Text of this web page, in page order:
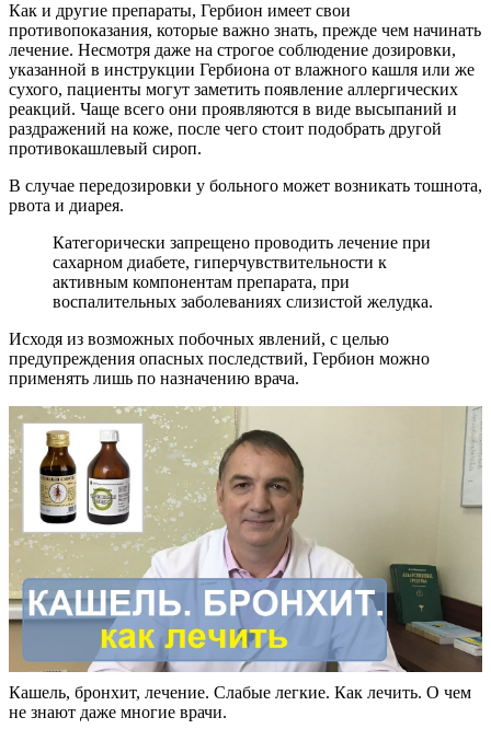
Как и другие препараты, Гербион имеет свои
противопоказания, которые важно знать, прежде чем начинать
лечение. Несмотря даже на строгое соблюдение дозировки,
указанной в инструкции Гербиона от влажного кашля или же
сухого, пациенты могут заметить появление аллергических
реакций. Чаще всего они проявляются в виде высыпаний и
раздражений на коже, после чего стоит подобрать другой
противокашлевый сироп.
В случае передозировки у больного может возникать тошнота,
рвота и диарея.
Категорически запрещено проводить лечение при
сахарном диабете, гиперчувствительности к
активным компонентам препарата, при
воспалительных заболеваниях слизистой желудка.
Исходя из возможных побочных явлений, с целью
предупреждения опасных последствий, Гербион можно
применять лишь по назначению врача.
Кашель, бронхит, лечение. Слабые легкие. Как лечить. О чем
не знают даже многие врачи.